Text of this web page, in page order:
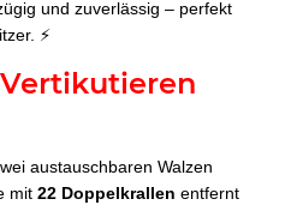
und zuverlässig – perfekt
⚡
Vertikutieren
austauschbaren Walzen
mit 22 Doppelkrallen entfernt